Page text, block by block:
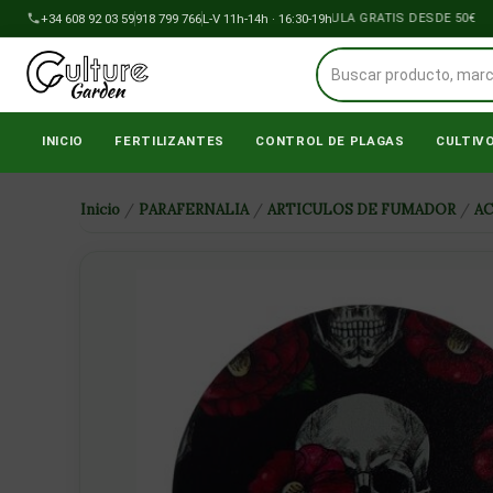
al
contenido
+34 608 92 03 59918 799 766L-V 11h-14h · 16:30-19h
ENVÍOS A PENÍNSULA GRATIS DESDE 50€
INICIO FERTILIZANTES CONTROL DE PLAGAS CULTIVO
Inicio / PARAFERNALIA / ARTICULOS DE FUMADOR /